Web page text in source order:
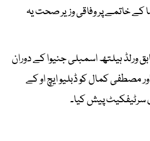
کے خاتمے پر وفاقی وزیر صحت یہ
ہیلتھ اسمبلی جنیوا کے دوران
مصطفی کمال کو ڈبلیو ایچ او کے
سرٹیفکیٹ پیش کیا۔